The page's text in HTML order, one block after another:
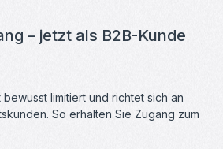
– jetzt als B2B-Kunde
bewusst limitiert und richtet sich an
So erhalten Sie Zugang zum